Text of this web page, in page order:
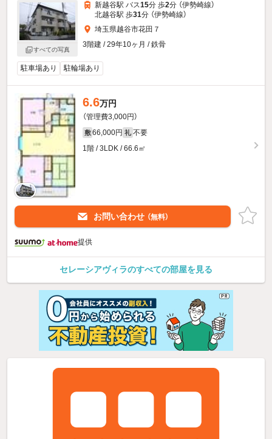
すべての写真
新越谷駅 バス15分 歩2分 （伊勢崎線）
北越谷駅 歩31分 （伊勢崎線）
埼玉県越谷市花田７
3階建 / 29年10ヶ月 / 鉄骨
駐車場あり 駐輪場あり
6.6万円
（管理費3,000円）
敷 66,000円 礼 不要
1階 / 3LDK / 66.6㎡
お問い合わせ （無料）
提供
セレーシアヴィラのすべての部屋を見る